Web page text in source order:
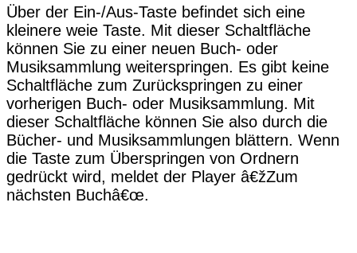
Über der Ein-/Aus-Taste befindet sich eine
kleinere weie Taste. Mit dieser Schaltfläche
können Sie zu einer neuen Buch- oder
Musiksammlung weiterspringen. Es gibt keine
Schaltfläche zum Zurückspringen zu einer
vorherigen Buch- oder Musiksammlung. Mit
dieser Schaltfläche können Sie also durch die
Bücher- und Musiksammlungen blättern. Wenn
die Taste zum Überspringen von Ordnern
gedrückt wird, meldet der Player â€žZum
nächsten Buchâ€œ.